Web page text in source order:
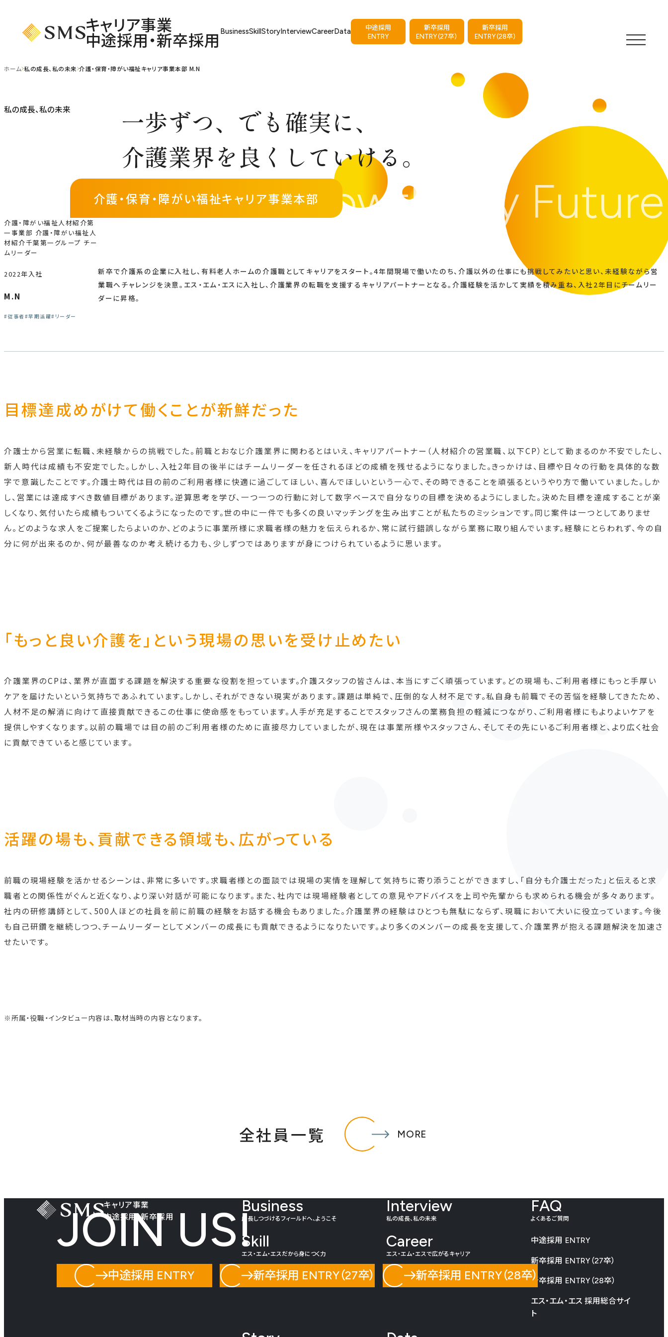
キャリア事業
中途採用・新卒採用 BusinessSkillStoryInterviewCareerData
中途採用
ENTRY
新卒採用
ENTRY（27卒）
新卒採用
ENTRY（28卒）
ホーム 私の成長、私の未来 介護・保育・障がい福祉キャリア事業本部 M.N
私の成長、私の未来
一歩ずつ、でも確実に、
介護業界を良くしていける。
介護・保育・障がい福祉キャリア事業本部
介護・障がい福祉人材紹介第
一事業部 介護・障がい福祉人
材紹介千葉第一グループ チー
ムリーダー
2022年入社
M.N
従事者 早期活躍 リーダー
新卒で介護系の企業に入社し、有料老人ホームの介護職としてキャリアをスタート。4年間現場で働いたのち、介護以外の仕事にも挑戦してみたいと思い、未経験ながら営
業職へチャレンジを決意。エス・エム・エスに入社し、介護業界の転職を支援するキャリアパートナーとなる。介護経験を活かして実績を積み重ね、入社2年目にチームリー
ダーに昇格。
目標達成めがけて働くことが新鮮だった
介護士から営業に転職、未経験からの挑戦でした。前職とおなじ介護業界に関わるとはいえ、キャリアパートナー（人材紹介の営業職、以下CP）として勤まるのか不安でしたし、
新人時代は成績も不安定でした。しかし、入社2年目の後半にはチームリーダーを任されるほどの成績を残せるようになりました。きっかけは、目標や日々の行動を具体的な数
字で意識したことです。介護士時代は目の前のご利用者様に快適に過ごしてほしい、喜んでほしいという一心で、その時できることを頑張るというやり方で働いていました。しか
し、営業には達成すべき数値目標があります。逆算思考を学び、一つ一つの行動に対して数字ベースで自分なりの目標を決めるようにしました。決めた目標を達成することが楽
しくなり、気付いたら成績もついてくるようになったのです。世の中に一件でも多くの良いマッチングを生み出すことが私たちのミッションです。同じ案件は一つとしてありませ
ん。どのような求人をご提案したらよいのか、どのように事業所様に求職者様の魅力を伝えられるか、常に試行錯誤しながら業務に取り組んでいます。経験にとらわれず、今の自
分に何が出来るのか、何が最善なのか考え続ける力も、少しずつではありますが身につけられているように思います。
「もっと良い介護を」という現場の思いを受け止めたい
介護業界のCPは、業界が直面する課題を解決する重要な役割を担っています。介護スタッフの皆さんは、本当にすごく頑張っています。どの現場も、ご利用者様にもっと手厚い
ケアを届けたいという気持ちであふれています。しかし、それができない現実があります。課題は単純で、圧倒的な人材不足です。私自身も前職でその苦悩を経験してきたため、
人材不足の解消に向けて直接貢献できるこの仕事に使命感をもっています。人手が充足することでスタッフさんの業務負担の軽減につながり、ご利用者様にもよりよいケアを
提供しやすくなります。以前の職場では目の前のご利用者様のために直接尽力していましたが、現在は事業所様やスタッフさん、そしてその先にいるご利用者様と、より広く社会
に貢献できていると感じています。
活躍の場も、貢献できる領域も、広がっている
前職の現場経験を活かせるシーンは、非常に多いです。求職者様との面談では現場の実情を理解して気持ちに寄り添うことができますし、「自分も介護士だった」と伝えると求
職者との関係性がぐんと近くなり、より深い対話が可能になります。また、社内では現場経験者としての意見やアドバイスを上司や先輩からも求められる機会が多々あります。
社内の研修講師として、500人ほどの社員を前に前職の経験をお話する機会もありました。介護業界の経験はひとつも無駄にならず、現職において大いに役立っています。今後
も自己研鑽を継続しつつ、チームリーダーとしてメンバーの成長にも貢献できるようになりたいです。より多くのメンバーの成長を支援して、介護業界が抱える課題解決を加速さ
せたいです。
※所属・役職・インタビュー内容は、取材当時の内容となります。
全社員一覧 MORE
JOIN US!
中途採用 ENTRY 新卒採用 ENTRY（27卒） 新卒採用 ENTRY（28卒）
キャリア事業
中途採用・新卒採用
Business
成長しつづけるフィールドへ、ようこそ
Skill
エス・エム・エスだから身につく力
Interview
私の成長、私の未来
Career
エス・エム・エスで広がるキャリア
FAQ
よくあるご質問
中途採用 ENTRY
新卒採用 ENTRY（27卒）
新卒採用 ENTRY（28卒）
エス・エム・エス 採用総合サイ
ト